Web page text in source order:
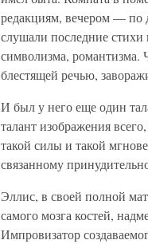
редакциям, вечером — по
слушали последние
символизма, романтизма.
блестящей речью,
И был у него еще один
талант изображения
такой силы и такой
связанному
Эллис, в своей полной
самого мозга костей,
Импровизатор